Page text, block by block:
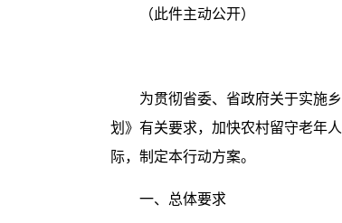
（此件主动公开）
为贯彻省委、省政府关于实施
划》有关要求，加快农村留守老年
际，制定本行动方案。
一、总体要求